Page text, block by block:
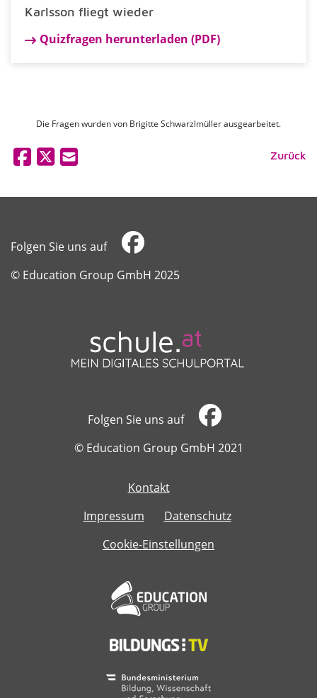
Karlsson fliegt wieder
Quizfragen herunterladen (PDF)
Die Fragen wurden von Brigitte Schwarzlmüller ausgearbeitet.
Zurück
Folgen Sie uns auf
​​​​​​​© Education Group GmbH 2025
Folgen Sie uns auf
​​​​​​​© Education Group GmbH 2021
Kontakt
Impressum
Datenschutz
Cookie-Einstellungen